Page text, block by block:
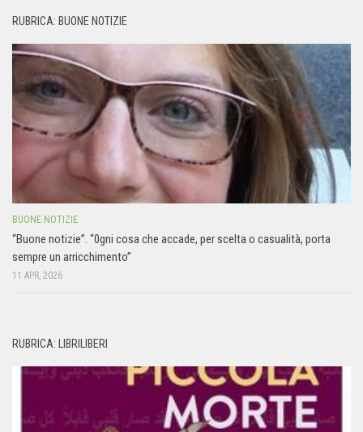
RUBRICA: BUONE NOTIZIE
BUONE NOTIZIE
“Buone notizie”. “0gni cosa che accade, per scelta o casualità, porta
sempre un arricchimento”
11 APR, 2026
RUBRICA: LIBRILIBERI